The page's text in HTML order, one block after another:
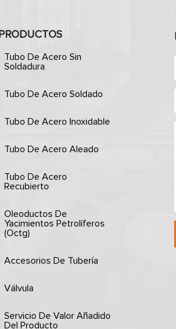
PRODUCTOS
Tubo De Acero Sin
Soldadura
Tubo De Acero Soldado
Tubo De Acero Inoxidable
Tubo De Acero Aleado
Tubo De Acero
Recubierto
Oleoductos De
Yacimientos Petrolíferos
(octg)
Accesorios De Tubería
Válvula
Servicio De Valor Añadido
Del Producto